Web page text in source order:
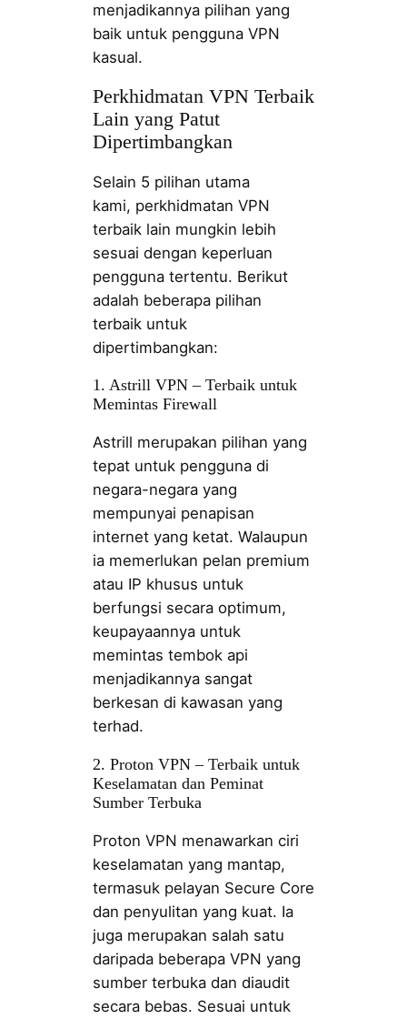
menjadikannya pilihan yang
baik untuk pengguna VPN
kasual.
Perkhidmatan VPN Terbaik
Lain yang Patut
Dipertimbangkan
Selain 5 pilihan utama
kami, perkhidmatan VPN
terbaik lain mungkin lebih
sesuai dengan keperluan
pengguna tertentu. Berikut
adalah beberapa pilihan
terbaik untuk
dipertimbangkan:
1. Astrill VPN – Terbaik untuk
Memintas Firewall
Astrill merupakan pilihan yang
tepat untuk pengguna di
negara-negara yang
mempunyai penapisan
internet yang ketat. Walaupun
ia memerlukan pelan premium
atau IP khusus untuk
berfungsi secara optimum,
keupayaannya untuk
memintas tembok api
menjadikannya sangat
berkesan di kawasan yang
terhad.
2. Proton VPN – Terbaik untuk
Keselamatan dan Peminat
Sumber Terbuka
Proton VPN menawarkan ciri
keselamatan yang mantap,
termasuk pelayan Secure Core
dan penyulitan yang kuat. Ia
juga merupakan salah satu
daripada beberapa VPN yang
sumber terbuka dan diaudit
secara bebas. Sesuai untuk